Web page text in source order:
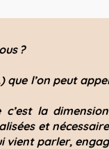
?
l’on peut
la
et
parler,